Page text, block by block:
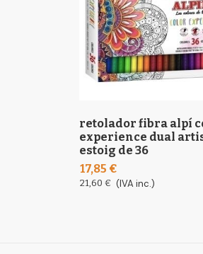
retolador fibra alpí
experience dual
estoig de 36
17,85 €
21,60 € (IVA inc.)